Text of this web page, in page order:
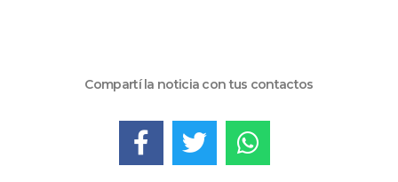
Compartí la noticia con tus contactos